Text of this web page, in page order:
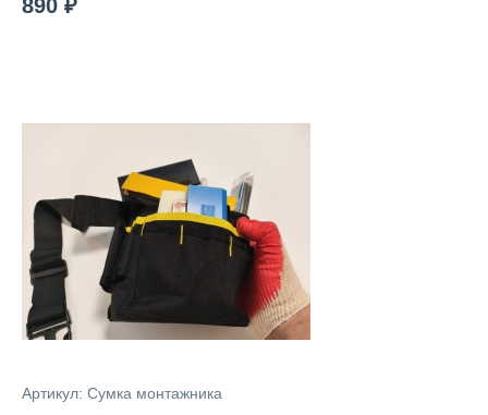
890 ₽
Артикул: Сумка монтажника